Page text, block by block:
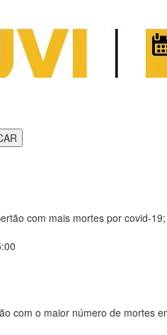
com mais mortes por covid-19;
com o maior número de mortes